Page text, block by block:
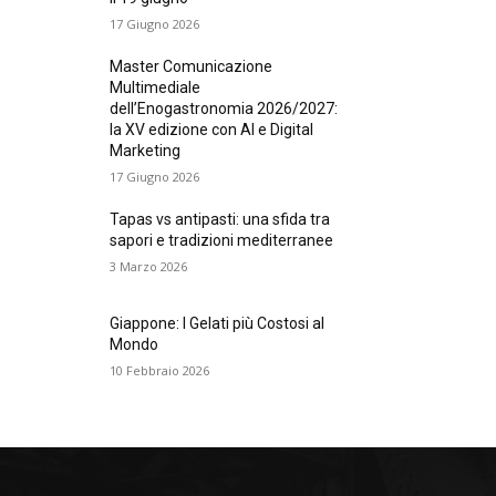
17 Giugno 2026
Master Comunicazione
Multimediale
dell’Enogastronomia 2026/2027:
la XV edizione con AI e Digital
Marketing
17 Giugno 2026
Tapas vs antipasti: una sfida tra
sapori e tradizioni mediterranee
3 Marzo 2026
Giappone: I Gelati più Costosi al
Mondo
10 Febbraio 2026